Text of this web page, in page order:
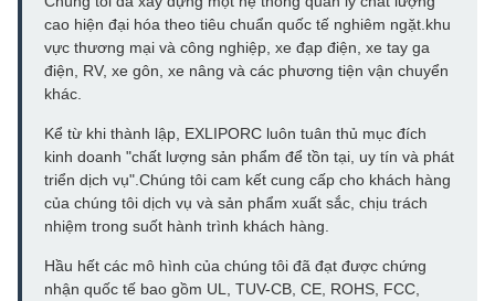
cao hiện đại hóa theo tiêu chuẩn quốc tế nghiêm ngặt.khu
vực thương mại và công nghiệp, xe đạp điện, xe tay ga
điện, RV, xe gôn, xe nâng và các phương tiện vận chuyển
khác.
Kể từ khi thành lập, EXLIPORC luôn tuân thủ mục đích
kinh doanh "chất lượng sản phẩm để tồn tại, uy tín và phát
triển dịch vụ".Chúng tôi cam kết cung cấp cho khách hàng
của chúng tôi dịch vụ và sản phẩm xuất sắc, chịu trách
nhiệm trong suốt hành trình khách hàng.
Hầu hết các mô hình của chúng tôi đã đạt được chứng
nhận quốc tế bao gồm UL, TUV-CB, CE, ROHS, FCC,